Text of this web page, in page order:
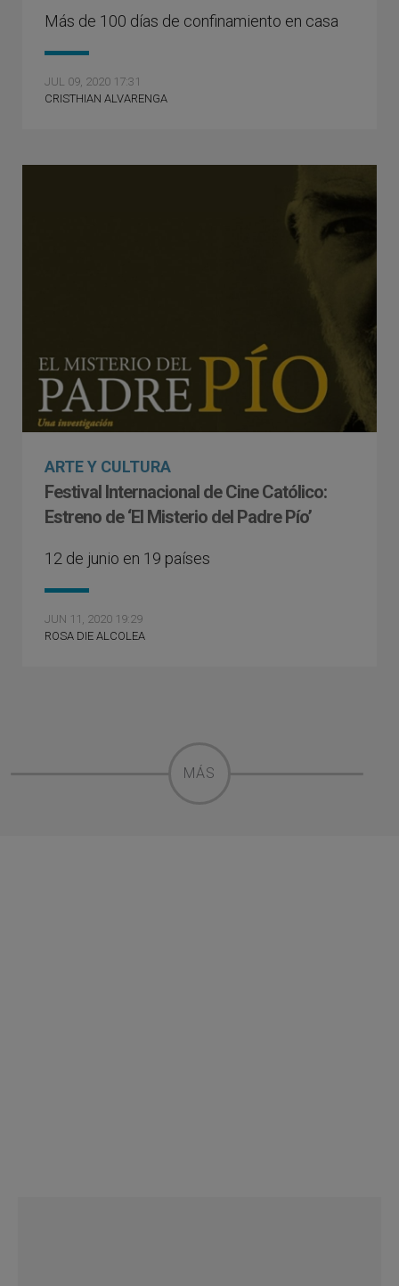
Más de 100 días de confinamiento en casa
JUL 09, 2020 17:31
CRISTHIAN ALVARENGA
ARTE Y CULTURA
Festival Internacional de Cine Católico:
Estreno de ‘El Misterio del Padre Pío’
12 de junio en 19 países
JUN 11, 2020 19:29
ROSA DIE ALCOLEA
MÁS